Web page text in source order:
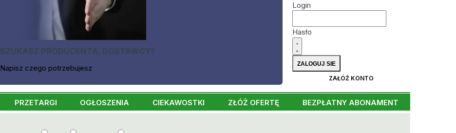
SZUKASZ PRODUCENTA, DOSTAWCY?
Napisz czego potrzebujesz
Login
Hasło
ZAŁÓŻ KONTO
PRZETARGI OGŁOSZENIA CIEKAWOSTKI ZŁÓŻ OFERTĘ BEZPŁATNY ABONAMENT